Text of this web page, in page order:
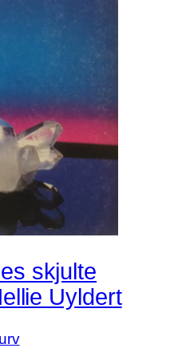
skjulte
Uyldert